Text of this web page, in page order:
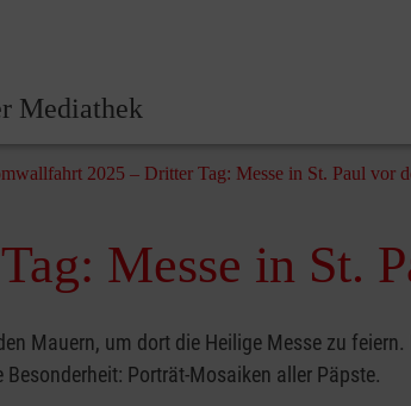
Mediathek
2025 – Dritter Tag: Messe in St. Paul vor
Messe in St.
Mauern, um dort die Heilige Messe zu
Porträt-Mosaiken aller Päpste.